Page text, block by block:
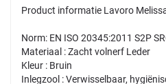
Product informatie Lavoro
Norm: EN ISO 20345:2011 S2P
Materiaal : Zacht volnerf Leder
Kleur : Bruin
Inlegzool : Verwisselbaar,